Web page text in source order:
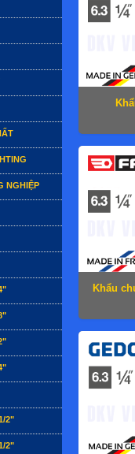
NGHIỆP
2"
2"
Khẩu